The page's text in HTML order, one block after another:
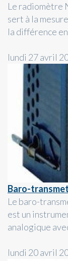
Le radiomètre
sert à la
la différence
lundi 27 avril
Baro-
Le baro-
est un
analogique
lundi 20 avril